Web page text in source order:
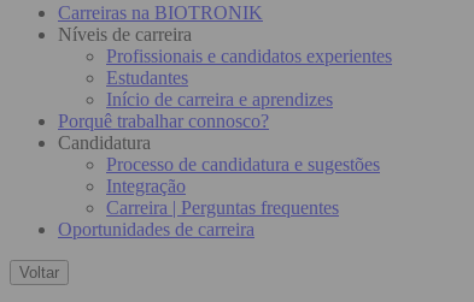
Carreiras na BIOTRONIK
Níveis de carreira
Profissionais e candidatos experientes
Estudantes
Início de carreira e aprendizes
Porquê trabalhar connosco?
Candidatura
Processo de candidatura e sugestões
Integração
Carreira | Perguntas frequentes
Oportunidades de carreira
Voltar